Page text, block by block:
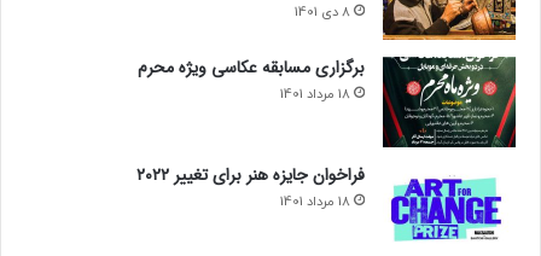
8 دی 1401
برگزاری مسابقه عکاسی ویژه محرم
18 مرداد 1401
فراخوان جایزه هنر برای تغییر ۲۰۲۲
18 مرداد 1401